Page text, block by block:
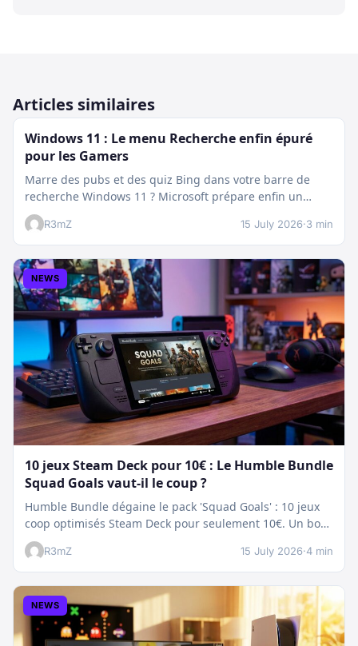
Articles similaires
Windows 11 : Le menu Recherche enfin épuré
pour les Gamers
Marre des pubs et des quiz Bing dans votre barre de
recherche Windows 11 ? Microsoft prépare enfin un
nettoyage…
R3mZ 15 July 2026·3 min
NEWS
10 jeux Steam Deck pour 10€ : Le Humble Bundle
Squad Goals vaut-il le coup ?
Humble Bundle dégaine le pack 'Squad Goals' : 10 jeux
coop optimisés Steam Deck pour seulement 10€. Un bon
plan…
R3mZ 15 July 2026·4 min
NEWS